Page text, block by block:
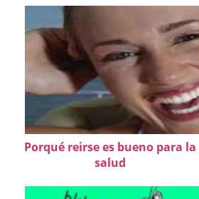
Porqué reirse es bueno para la
salud